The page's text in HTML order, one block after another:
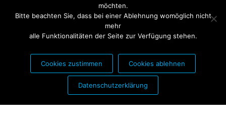
PARTNER FÜR:
möchten.
Bitte beachten Sie, dass bei einer Ablehnung womöglich nicht
mehr
alle Funktionalitäten der Seite zur Verfügung stehen.
Cookies zustimmen Cookies ablehnen
Datenschutzerklärung